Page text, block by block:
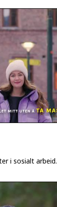
i sosialt arbeid.